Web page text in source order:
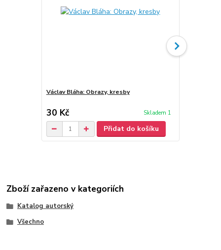
Václav Bláha: Obrazy, kresby
30 Kč Skladem 1
Přidat do košíku
Zboží zařazeno v kategoriích
Katalog autorský
Všechno